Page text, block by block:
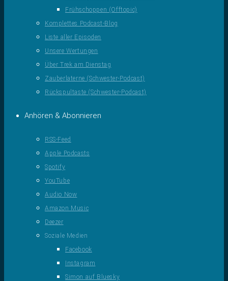
Frühschoppen (Offtopic)
Komplettes Podcast-Blog
Liste aller Episoden
Unsere Wertungen
Über Trek am Dienstag
Zauberlaterne (Schwester-Podcast)
Rückspultaste (Schwester-Podcast)
Anhören & Abonnieren
RSS-Feed
Apple Podcasts
Spotify
YouTube
Audio Now
Amazon Music
Deezer
Soziale Medien
Facebook
Instagram
Simon auf Bluesky